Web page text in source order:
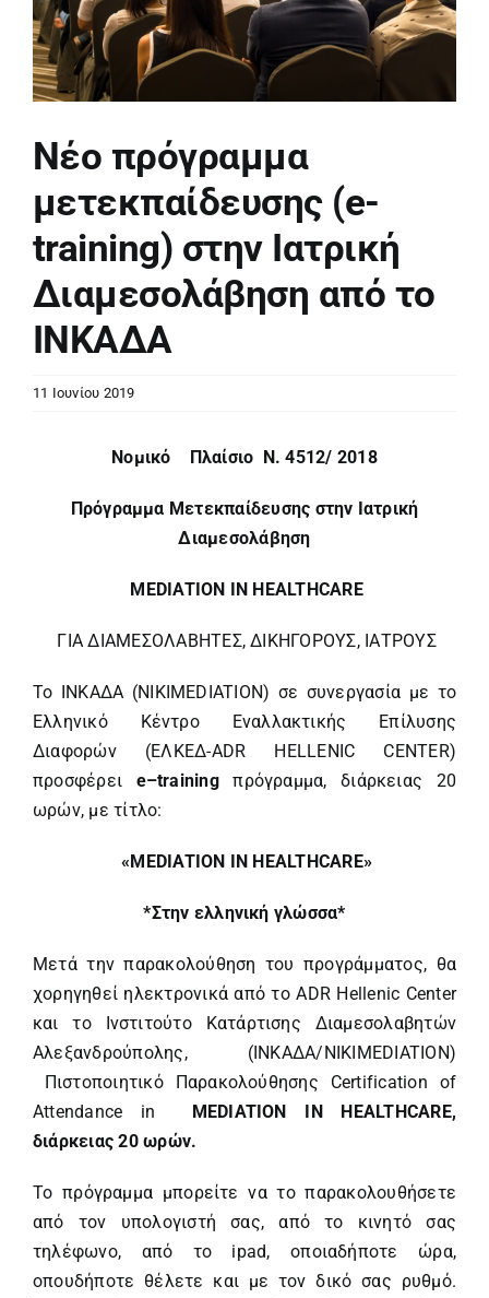
Νέο πρόγραμμα
μετεκπαίδευσης (e-
training) στην Ιατρική
Διαμεσολάβηση από το
ΙΝΚΑΔΑ
11 Ιουνίου 2019
Νομικό Πλαίσιο Ν. 4512/ 2018
Πρόγραμμα Μετεκπαίδευσης στην Iατρική
Διαμεσολάβηση
MEDIATION ΙΝ ΗΕΑLTHCARE
ΓΙΑ ΔΙΑΜΕΣΟΛΑΒΗΤΕΣ, ΔΙΚΗΓΟΡΟΥΣ, ΙΑΤΡΟΥΣ
Το ΙΝΚΑΔΑ (NIKIMEDIATION) σε συνεργασία με το
Eλληνικό Κέντρο Εναλλακτικής Επίλυσης
Διαφορών (ΕΛΚΕΔ-ADR HELLENIC CENTER)
προσφέρει e–trainingπρόγραμμα, διάρκειας 20
ωρών, με τίτλο:
«MEDIATION IN HEALTHCARE»
*Στην ελληνική γλώσσα*
Μετά την παρακολούθηση του προγράμματος, θα
χορηγηθεί ηλεκτρονικά από το ADR Hellenic Center
και το Ινστιτούτο Κατάρτισης Διαμεσολαβητών
Αλεξανδρούπολης, (ΙΝΚΑΔΑ/NIKIMEDIATION)
Πιστοποιητικό Παρακολούθησης Certification of
Attendance in
MEDIATION IN HEALTHCARE,
διάρκειας 20ωρών.
Το πρόγραμμα μπορείτε να το παρακολουθήσετε
από τον υπολογιστή σας, από το κινητό σας
τηλέφωνο, από το ipad, οποιαδήποτε ώρα,
οπουδήποτε θέλετε και με τον δικό σας ρυθμό.